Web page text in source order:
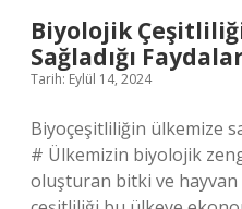
Biyolojik
Sağladığı
Tarih: Eylül 14, 2024
Biyoçeşitliliğin ülkemize
# Ülkemizin biyolojik
oluşturan bitki ve